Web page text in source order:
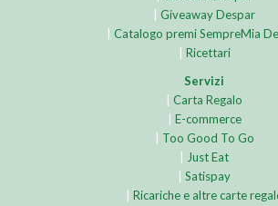
Giveaway Despar
Catalogo premi SempreMia
Ricettari
Servizi
Carta Regalo
E-commerce
Too Good To Go
Just Eat
Satispay
Ricariche e altre carte